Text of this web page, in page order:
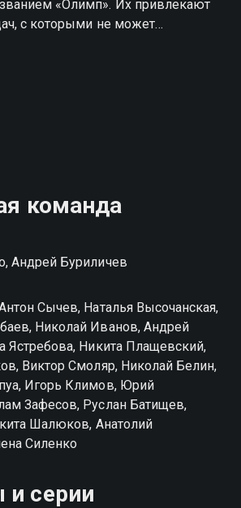
«Олимп». Их привлекают
с которыми не может
никто. Группа по всему миру
зарубежными спецслужбами,
и бандформированиями.
команда
Андрей Буриличев
Сычев, Наталья Высочанская,
Николай Иванов, Андрей
Ястребова, Никита Плащевский,
Виктор Смоляр, Николай Белин,
Игорь Климов, Юрий
Зафесов, Руслан Батищев,
Шалюков, Анатолий
Силенко
и серии